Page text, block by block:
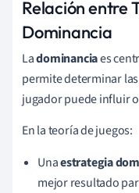
Relación entre
Dominancia
Ladominanciaes
permite determinar
jugador puede influir
En la teoría de juegos:
Unaestrategia
mejor resultado